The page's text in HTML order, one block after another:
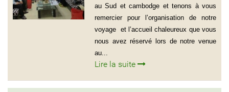
au Sud et cambodge et tenons à vous
remercier pour l’organisation de notre
voyage et l’accueil chaleureux que vous
nous avez réservé lors de notre venue
au...
Lire la suite